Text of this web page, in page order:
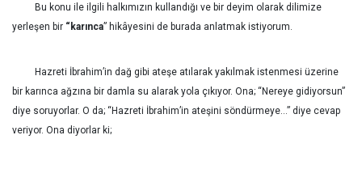
Bu konu ile ilgili halkımızın kullandığı ve bir deyim olarak dilimize
yerleşen bir “karınca” hikâyesini de burada anlatmak istiyorum.
Hazreti İbrahim’in dağ gibi ateşe atılarak yakılmak istenmesi üzerine
bir karınca ağzına bir damla su alarak yola çıkıyor. Ona; “Nereye gidiyorsun”
diye soruyorlar. O da; “Hazreti İbrahim’in ateşini söndürmeye…” diye cevap
veriyor. Ona diyorlar ki;